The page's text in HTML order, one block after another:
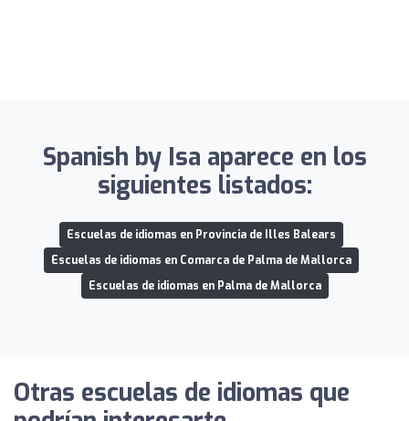
Spanish by Isa aparece en los
siguientes listados:
Escuelas de idiomas en Provincia de Illes Balears
Escuelas de idiomas en Comarca de Palma de Mallorca
Escuelas de idiomas en Palma de Mallorca
Otras escuelas de idiomas que